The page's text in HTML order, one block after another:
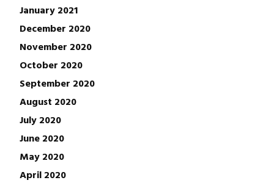
January 2021
December 2020
November 2020
October 2020
September 2020
August 2020
July 2020
June 2020
May 2020
April 2020